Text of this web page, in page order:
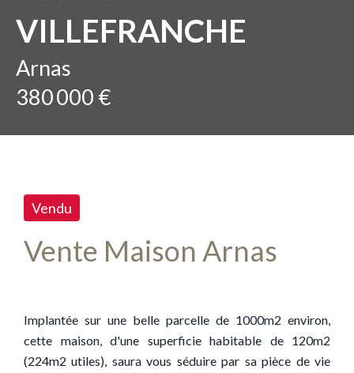
VILLEFRANCHE
Arnas
380 000 €
Vendu
Vente Maison Arnas
Implantée sur une belle parcelle de 1000m2 environ,
cette maison, d'une superficie habitable de 120m2
(224m2 utiles), saura vous séduire par sa pièce de vie